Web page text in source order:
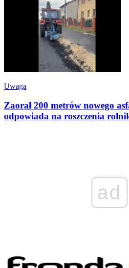
Uwaga
Zaorał 200 metrów nowego
odpowiada na roszczenia
ad